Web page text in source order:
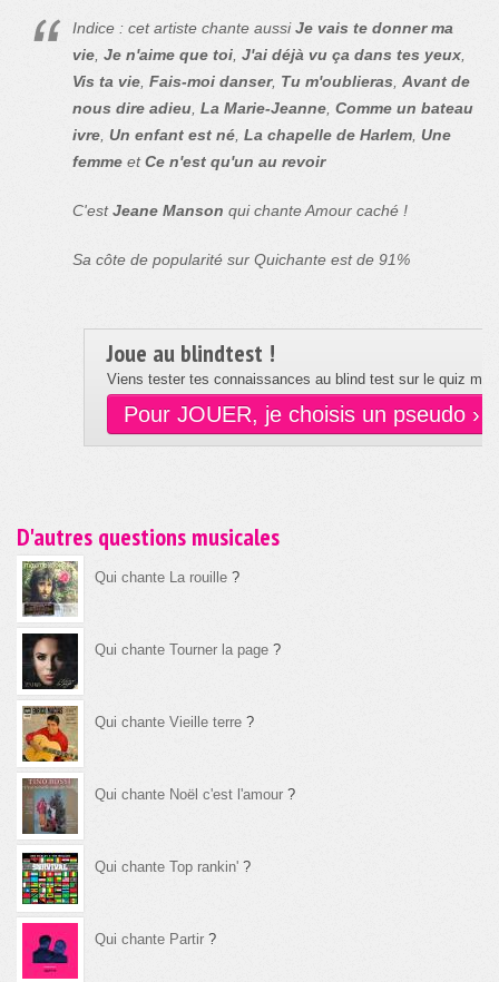
Indice : cet artiste chante aussiJe vais te donner ma
vie Je n'aime que toi J'ai déjà vu ça dans tes yeux
Vis ta vie Fais-moi danser, Tu m'oublieras Avant de
nous dire adieu La Marie-Jeanne Comme un bateau
ivre Un enfant est né La chapelle de Harlem Une
femme etCe n'est qu'un au revoir
C'estJeane Manson qui chante Amour caché !
Sa côte de popularité sur Quichante est de 91%
Joue au blindtest !
Viens tester tes connaissances au blind test sur le quiz
Pour JOUER, je choisis un pseudo ›
D'autres questions musicales
Qui chante La rouille ?
Qui chante Tourner la page ?
Qui chante Vieille terre ?
Qui chante Noël c'est l'amour ?
Qui chante Top rankin' ?
Qui chante Partir ?